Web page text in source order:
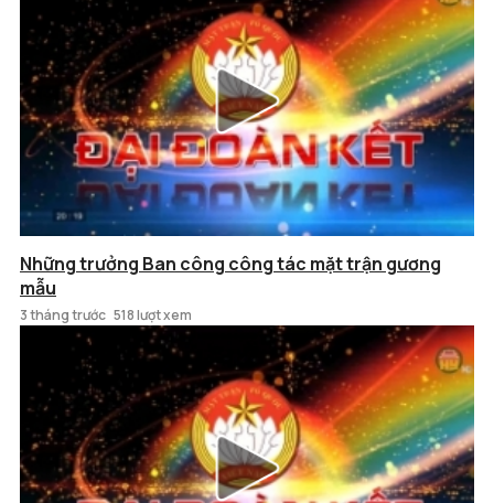
Những trưởng Ban công công tác mặt trận gương
mẫu
3 tháng trước 518 lượt xem